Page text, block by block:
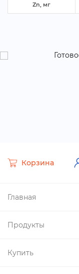
Zn, м
Главная
Продукты
Купить
Корзина